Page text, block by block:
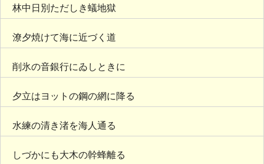
林中日別ただしき蟻地獄
潦夕焼けて海に近づく道
削氷の音銀行にゐしときに
夕立はヨットの鋼の網に降る
水練の清き渚を海人通る
しづかにも大木の幹蜂離る